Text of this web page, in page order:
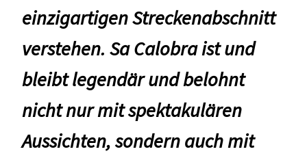
einzigartigen Streckenabschnitt
verstehen. Sa Calobra ist und
bleibt legendär und belohnt
nicht nur mit spektakulären
Aussichten, sondern auch mit